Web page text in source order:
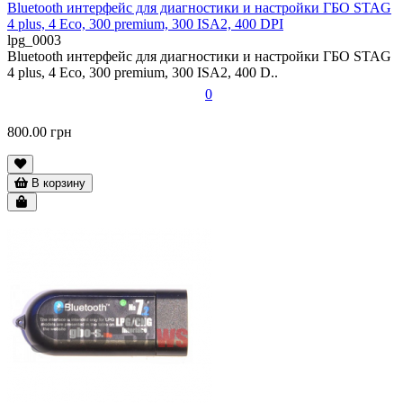
Bluetooth интерфейс для диагностики и настройки ГБО STAG
4 plus, 4 Eco, 300 premium, 300 ISA2, 400 DPI
lpg_0003
Bluetooth интерфейс для диагностики и настройки ГБО STAG
4 plus, 4 Eco, 300 premium, 300 ISA2, 400 D..
0
800.00 грн
В корзину